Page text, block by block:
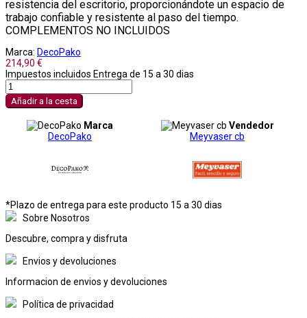
resistencia del escritorio, proporcionándote un espacio de
trabajo confiable y resistente al paso del tiempo.
COMPLEMENTOS NO INCLUIDOS
Marca: DecoPako
214,90 €
Impuestos incluidos Entrega de 15 a 30 dias
Añadir a la cesta
Marca
DecoPako
Vendedor
Meyvaser cb
*Plazo de entrega para este producto 15 a 30 dias
Sobre Nosotros
Descubre, compra y disfruta
Envios y devoluciones
Informacion de envios y devoluciones
Política de privacidad